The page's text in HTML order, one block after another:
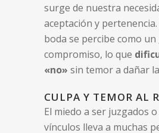
surge de nuestra
aceptación y
boda se percibe como un
compromiso, lo que
«no» sin temor a dañar
CULPA Y TEMOR AL
El miedo a ser juzgados
vínculos lleva a muchas